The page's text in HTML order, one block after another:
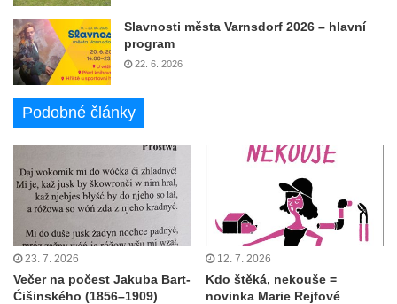
Slavnosti města Varnsdorf 2026 – hlavní
program
22. 6. 2026
Podobné články
23. 7. 2026
Večer na počest Jakuba Bart-
Ćišinského (1856–1909)
12. 7. 2026
Kdo štěká, nekouše =
novinka Marie Rejfové